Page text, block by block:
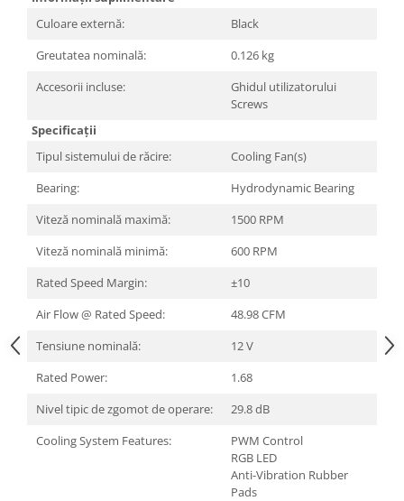
SSD
Hard Disc-uri
Carcase
Surse
Cooler
Servere & Componente
Componente Server
Servere
Software
Retelistica & Supraveghere
Printing
Multifunctionale
Imprimante
Imprimante 3D
Culoare externă:
Black
Greutatea nominală:
0.126 kg
Accesorii incluse:
Ghidul utilizatorului
Screws
Specificații
Tipul sistemului de răcire:
Cooling Fan(s)
Bearing:
Hydrodynamic Bearing
Viteză nominală maximă:
1500 RPM
Viteză nominală minimă:
600 RPM
Rated Speed Margin:
±10
Air Flow @ Rated Speed:
48.98 CFM
Tensiune nominală:
12 V
Rated Power:
1.68
Nivel tipic de zgomot de operare:
29.8 dB
Cooling System Features:
PWM Control
RGB LED
Anti-Vibration Rubber
Pads